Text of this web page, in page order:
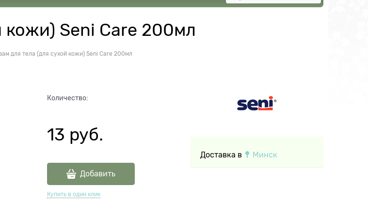
кожи) Seni Care 200мл
для тела (для сухой кожи) Seni Care 200мл
Количество:
13 руб.
Добавить
Купить в один клик
Доставка в Минск